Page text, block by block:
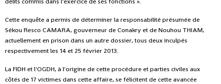
Cette enquête a permis de déterminer la responsabilité présumée de
Sékou Resco CAMARA, gouverneur de Conakry et de Nouhou THIAM,
actuellement en prison dans un autre dossier, tous deux inculpés
respectivement les 14 et 25 février 2013.
La FIDH et l'OGDH, à l'origine de cette procédure et parties civiles aux
côtés de 17 victimes dans cette affaire, se félicitent de cette avancée